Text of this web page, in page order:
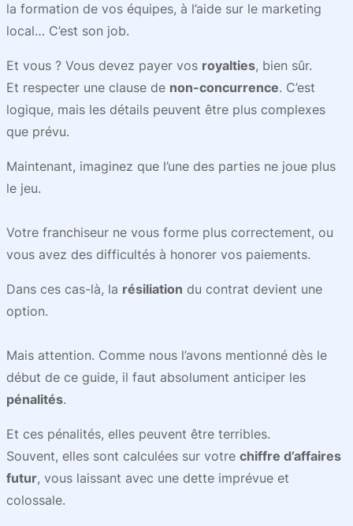
la formation de vos équipes, à l’aide sur le marketing
local… C’est son job.
Et vous ? Vous devez payer vos royalties, bien sûr.
Et respecter une clause de non-concurrence. C’est
logique, mais les détails peuvent être plus complexes
que prévu.
Maintenant, imaginez que l’une des parties ne joue plus
le jeu.
Votre franchiseur ne vous forme plus correctement, ou
vous avez des difficultés à honorer vos paiements.
Dans ces cas-là, la résiliation du contrat devient une
option.
Mais attention. Comme nous l’avons mentionné dès le
début de ce guide, il faut absolument anticiper les
pénalités.
Et ces pénalités, elles peuvent être terribles.
Souvent, elles sont calculées sur votre chiffre d’affaires
futur, vous laissant avec une dette imprévue et
colossale.